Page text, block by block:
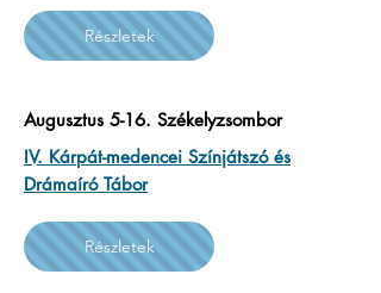
Részletek
Augusztus 5-16. Székelyzsombor
IV. Kárpát-medencei Színjátszó és
Drámaíró Tábor
Részletek